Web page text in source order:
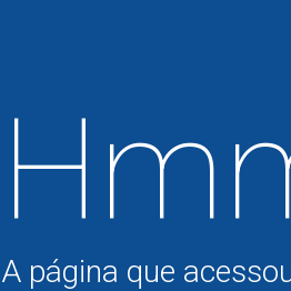
A página que